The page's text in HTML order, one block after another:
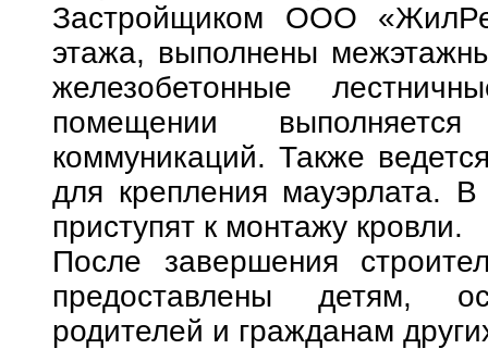
Застройщиком ООО
этажа, выполнены
железобетонные
помещении
коммуникаций. Также
для крепления мауэрлата.
приступят к монтажу кровли.
После завершения
предоставлены детям,
родителей и гражданам